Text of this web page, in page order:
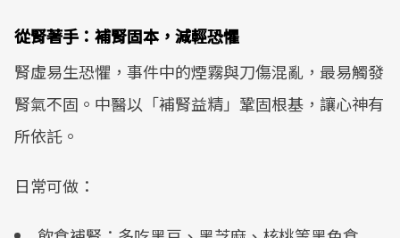
從腎著手：補腎固本，減輕恐懼
腎虛易生恐懼，事件中的煙霧與刀傷混亂，最易觸發
腎氣不固。中醫以「補腎益精」鞏固根基，讓心神有
所依託。
日常可做：